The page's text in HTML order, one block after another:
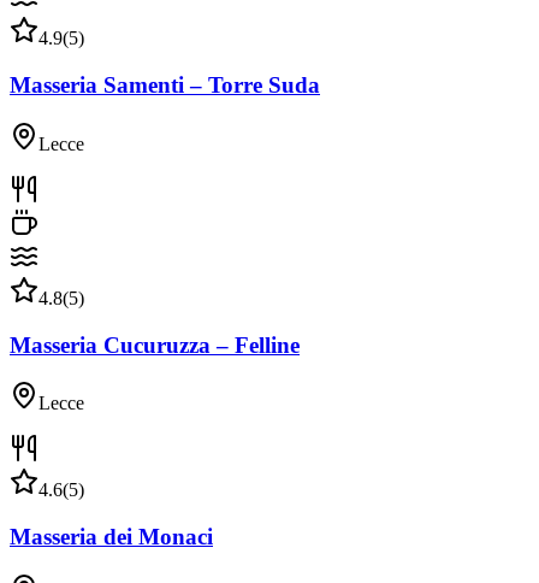
4.9(5)
Masseria Samenti – Torre Suda
Lecce
4.8(5)
Masseria Cucuruzza – Felline
Lecce
4.6(5)
Masseria dei Monaci